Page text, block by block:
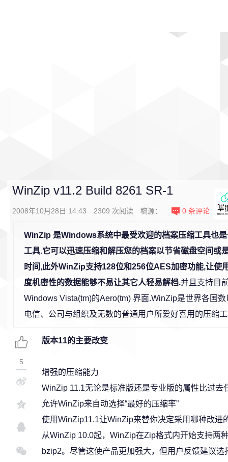
WinZip v11.2 Build 8261 SR-1
2008年10月28日 14:43 2309 次阅读 稿源： 0 条评论
WinZip 是Windows系统中最受欢迎的档案压缩工具也
工具.它可以迅速压缩和解压您的档案以节省磁盘空间或
时间,此外WinZip支持128位和256位AES加密功能,让使
度机密性的数据能够不易让其它人轻易解档.并且支持目
Windows Vista(tm)的Aero(tm) 界面.WinZip是世界各国
电信、公司与组织及无数的普通用户所爱好喜用的压缩
版本11的主要改变
增强的压缩能力
WinZip 11.1无论是标准版还是专业版的属性比过
允许WinZip来自动选择“最好的压缩率”
使用WinZip11.1让WinZip来替你决定采用哪种改进
从WinZip 10.0起，WinZip在Zip格式内开始支持两
bzip2。尽管这使产品更加强大，但用户反馈建议
5